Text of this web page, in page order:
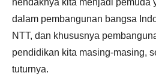
hendaknya kita menjadi pemuda
dalam pembangunan bangsa
NTT, dan khususnya
pendidikan kita masing-masing,
tuturnya.